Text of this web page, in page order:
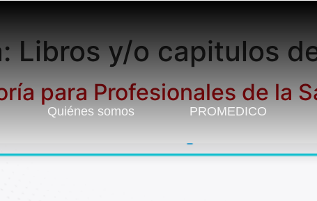
Quiénes somos PROMEDICO
Libros y/o capitulos
para Profesionales de la